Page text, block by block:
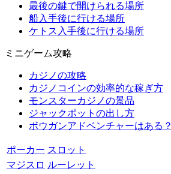
最後の鍵で開けられる場所
船入手後に行ける場所
ケトス入手後に行ける場所
ミニゲーム攻略
カジノの攻略
カジノコインの効率的な稼ぎ方
モンスターカジノの景品
ジャックポットの出し方
ボウガンアドベンチャーはある？
ポーカー スロット
マジスロ ルーレット